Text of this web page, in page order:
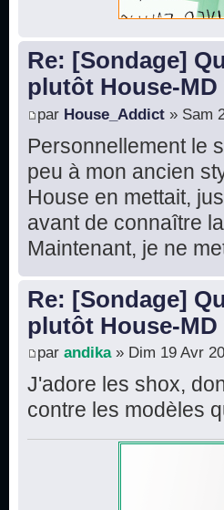
Re: [Sondage]
plutôt House-MD
par House_Addict » Sam
Personnellement le
peu à mon ancien
House en mettait,
avant de connaître
Maintenant, je ne
Re: [Sondage]
plutôt House-MD
par andika» Dim 19 Avr
J'adore les shox,
contre les modèles